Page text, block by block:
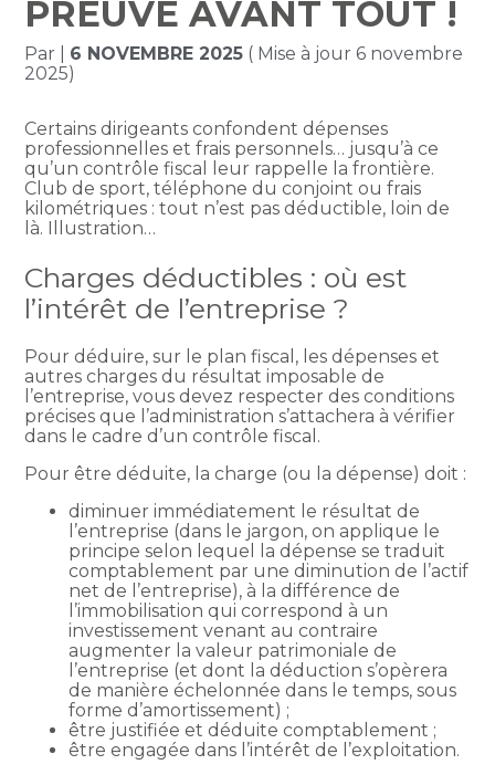
PREUVE AVANT TOUT !
Par 6 NOVEMBRE 2025 ( Mise à jour 6 novembre
2025)
Certains dirigeants confondent dépenses
professionnelles et frais personnels… jusqu’à ce
qu’un contrôle fiscal leur rappelle la frontière.
Club de sport, téléphone du conjoint ou frais
kilométriques : tout n’est pas déductible, loin de
là. Illustration…
Charges déductibles : où est
l’intérêt de l’entreprise ?
Pour déduire, sur le plan fiscal, les dépenses et
autres charges du résultat imposable de
l’entreprise, vous devez respecter des conditions
précises que l’administration s’attachera à vérifier
dans le cadre d’un contrôle fiscal.
Pour être déduite, la charge (ou la dépense) doit :
diminuer immédiatement le résultat de
l’entreprise (dans le jargon, on applique le
principe selon lequel la dépense se traduit
comptablement par une diminution de l’actif
net de l’entreprise), à la différence de
l’immobilisation qui correspond à un
investissement venant au contraire
augmenter la valeur patrimoniale de
l’entreprise (et dont la déduction s’opèrera
de manière échelonnée dans le temps, sous
forme d’amortissement) ;
être justifiée et déduite comptablement ;
être engagée dans l’intérêt de l’exploitation.